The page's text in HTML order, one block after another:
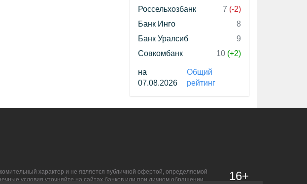
Россельхозбанк
7 (-2)
Банк Инго
8
Банк Уралсиб
9
Совкомбанк
10 (+2)
на
07.08.2026
Общий
рейтинг
характер и не является публичной офертой, определяемой
условия уточняйте на сайтах банков или при личном обращении.
16+